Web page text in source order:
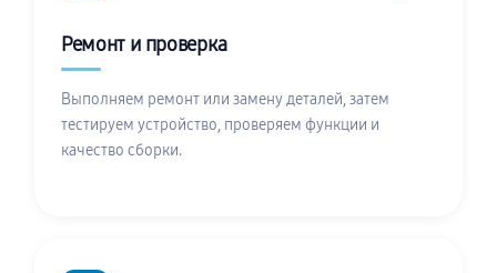
Ремонт и проверка
Выполняем ремонт или замену деталей, затем
тестируем устройство, проверяем функции и
качество сборки.